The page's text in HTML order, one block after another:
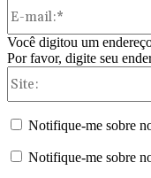
Você digitou um
Por favor, digite seu
Notifique-me sobre
Notifique-me sobre